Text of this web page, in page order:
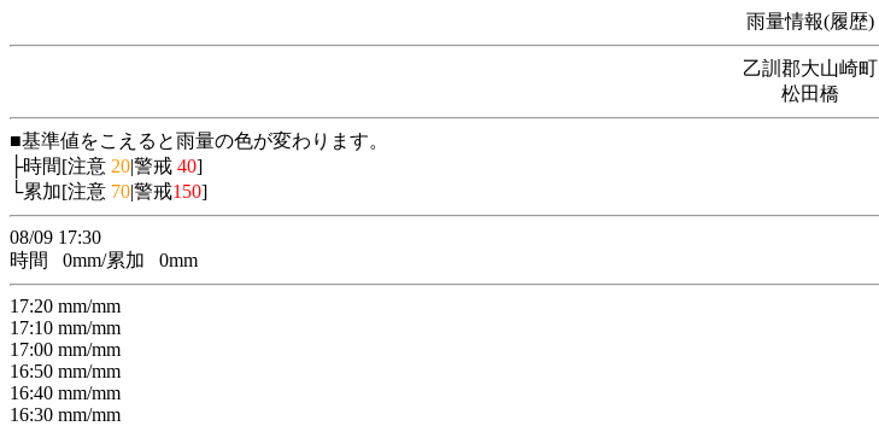
雨量情報(履歴)
乙訓郡大山崎町
松田橋
■基準値をこえると雨量の色が変わります。
├時間[注意 20|警戒 40]
└累加[注意 70|警戒150]
08/09 17:30
時間
0mm/累加 0mm
17:20 mm/mm
17:10 mm/mm
17:00 mm/mm
16:50 mm/mm
16:40 mm/mm
16:30 mm/mm